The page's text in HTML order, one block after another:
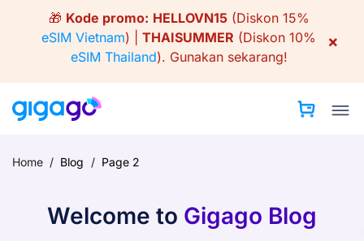
🎁 Kode promo: HELLOVN15(Diskon 15%
eSIM Vietnam) | THAISUMMER (Diskon 10%
eSIM Thailand). Gunakan sekarang!
×
Home / Blog / Page 2
Welcome to Gigago Blog